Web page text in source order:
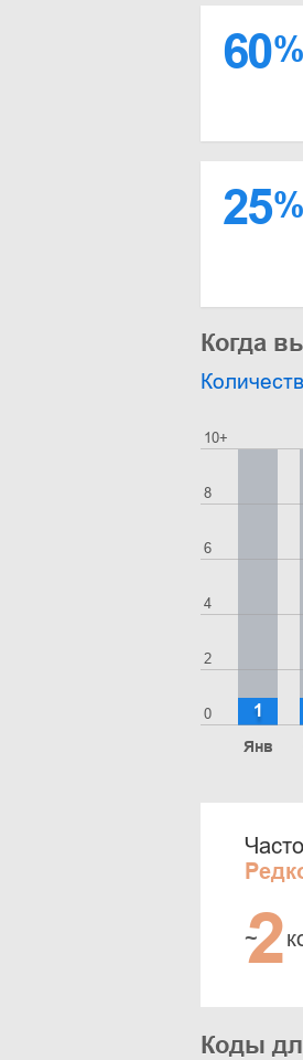
60%
25%
Когда
0
2
4
6
8
10+
Янв
1
~
2
Коды